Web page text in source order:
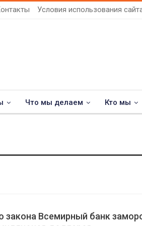
Условия использования
Что мы делаем Кто мы
закона Всемирный банк